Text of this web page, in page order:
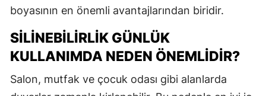
boyasının en önemli avantajlarından biridir.
SILINEBILIRLIK GÜNLÜK
KULLANIMDA NEDEN ÖNEMLIDIR?
Salon, mutfak ve çocuk odası gibi alanlarda